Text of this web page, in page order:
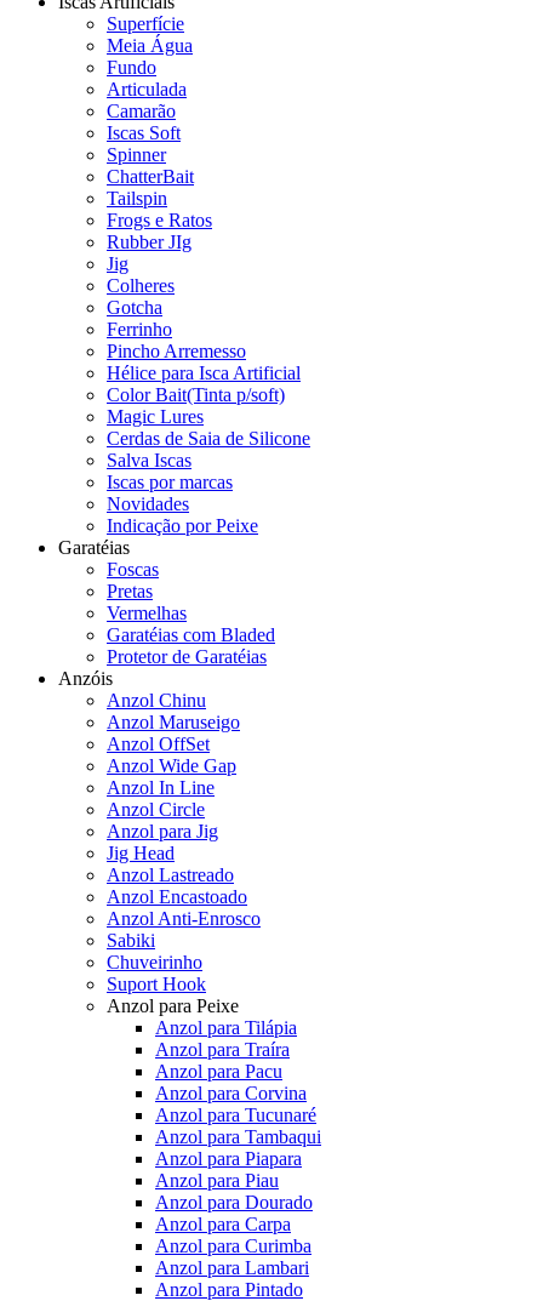
Superfície
Meia Água
Fundo
Articulada
Camarão
Iscas Soft
Spinner
ChatterBait
Tailspin
Frogs e Ratos
Rubber JIg
Jig
Colheres
Gotcha
Ferrinho
Pincho Arremesso
Hélice para Isca Artificial
Color Bait(Tinta p/soft)
Magic Lures
Cerdas de Saia de Silicone
Salva Iscas
Iscas por marcas
Novidades
Indicação por Peixe
Garatéias
Foscas
Pretas
Vermelhas
Garatéias com Bladed
Protetor de Garatéias
Anzóis
Anzol Chinu
Anzol Maruseigo
Anzol OffSet
Anzol Wide Gap
Anzol In Line
Anzol Circle
Anzol para Jig
Jig Head
Anzol Lastreado
Anzol Encastoado
Anzol Anti-Enrosco
Sabiki
Chuveirinho
Suport Hook
Anzol para Peixe
Anzol para Tilápia
Anzol para Traíra
Anzol para Pacu
Anzol para Corvina
Anzol para Tucunaré
Anzol para Tambaqui
Anzol para Piapara
Anzol para Piau
Anzol para Dourado
Anzol para Carpa
Anzol para Curimba
Anzol para Lambari
Anzol para Pintado